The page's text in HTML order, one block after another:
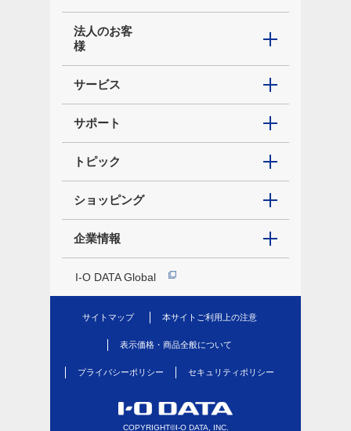
法人のお客
様
サービス
サポート
トピック
ショッピング
企業情報
I-O DATA Global
サイトマップ 本サイトご利用上の注意
表示価格・商品全般について
プライバシーポリシー セキュリティポリシー
COPYRIGHT©I-O DATA, INC.